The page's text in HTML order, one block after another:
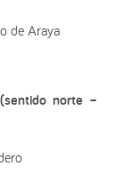
de Araya
norte –